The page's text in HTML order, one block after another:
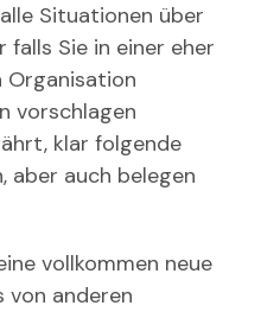
Situationen über
falls Sie in einer eher
Organisation
vorschlagen
klar folgende
aber auch belegen
vollkommen neue
von anderen